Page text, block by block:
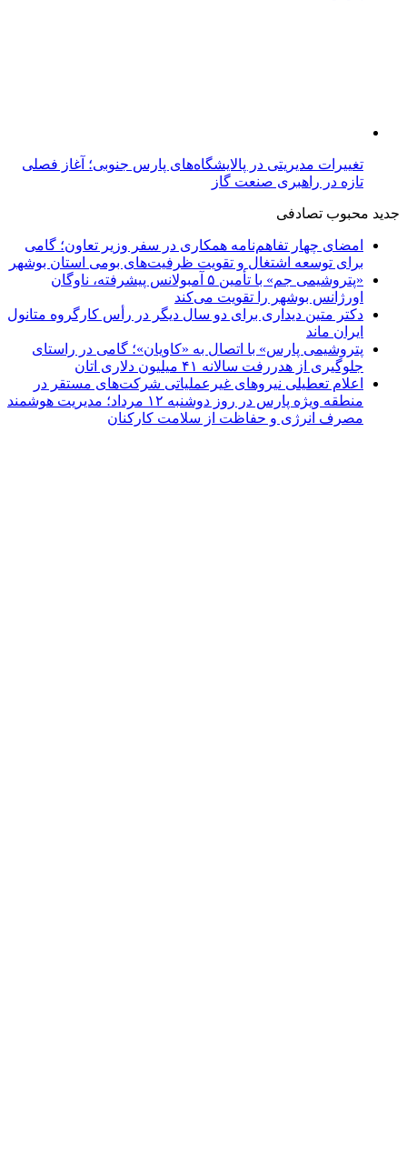
تغییرات مدیریتی در پالایشگاه‌های پارس جنوبی؛ آغاز فصلی
تازه در راهبری صنعت گاز
جدید محبوب تصادفی
امضای چهار تفاهم‌نامه همکاری در سفر وزیر تعاون؛ گامی
برای توسعه اشتغال و تقویت ظرفیت‌های بومی استان بوشهر
«پتروشیمی جم» با تأمین ۵ آمبولانس پیشرفته، ناوگان
اورژانس بوشهر را تقویت می‌کند
دکتر متین دیداری برای دو سال دیگر در رأس کارگروه متانول
ایران ماند
پتروشیمی پارس» با اتصال به «کاویان»؛ گامی در راستای
جلوگیری از هدررفت سالانه ۴۱ میلیون دلاری اتان
اعلام تعطیلی نیروهای غیرعملیاتی شرکت‌های مستقر در
منطقه ویژه پارس در روز دوشنبه ۱۲ مرداد؛ مدیریت هوشمند
مصرف انرژی و حفاظت از سلامت کارکنان